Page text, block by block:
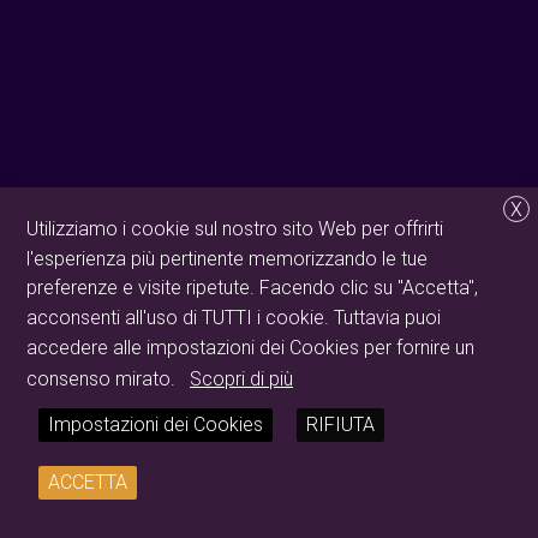
X
Utilizziamo i cookie sul nostro sito Web per offrirti
l'esperienza più pertinente memorizzando le tue
preferenze e visite ripetute. Facendo clic su "Accetta",
acconsenti all'uso di TUTTI i cookie. Tuttavia puoi
accedere alle impostazioni dei Cookies per fornire un
consenso mirato.
Scopri di più
Impostazioni dei Cookies
RIFIUTA
ACCETTA